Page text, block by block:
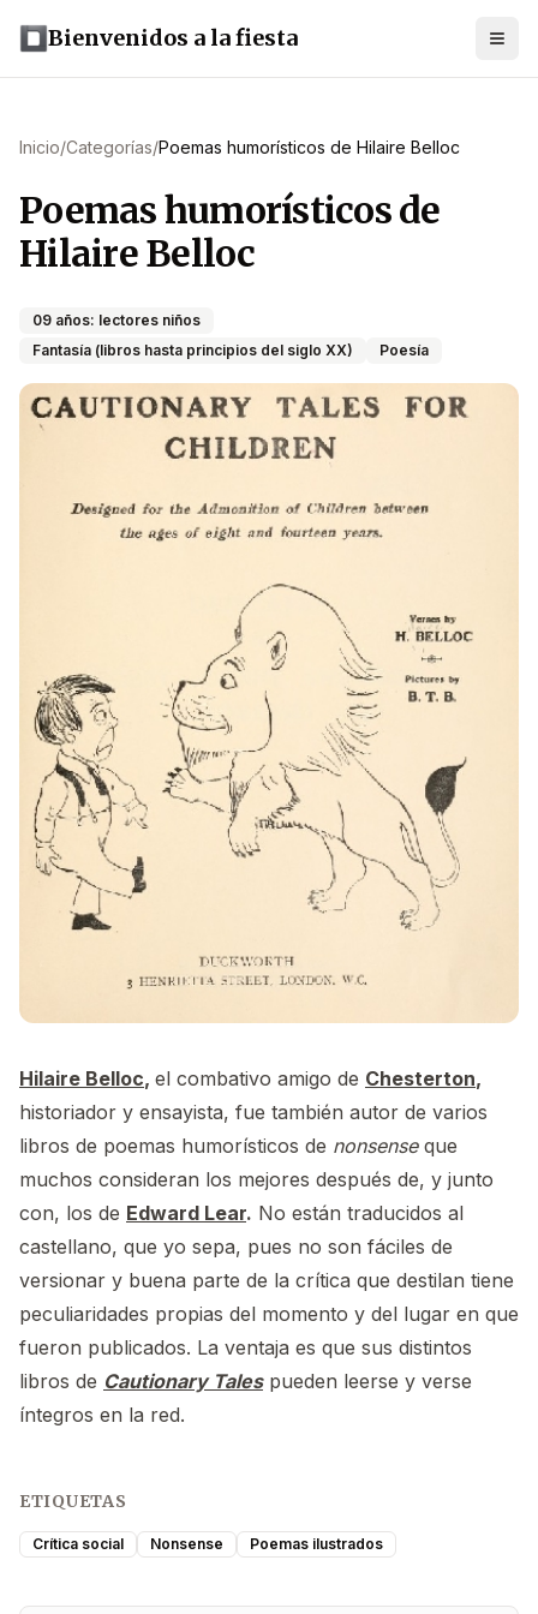
Bienvenidos a la fiesta
Inicio/Categorías/Poemas humorísticos de Hilaire Belloc
Poemas humorísticos de
Hilaire Belloc
09 años: lectores niños
Fantasía (libros hasta principios del siglo XX)
Poesía
Hilaire Belloc, el combativo amigo de Chesterton,
historiador y ensayista, fue también autor de varios
libros de poemas humorísticos de nonsenseque
muchos consideran los mejores después de, y junto
con, los de Edward Lear. No están traducidos al
castellano, que yo sepa, pues no son fáciles de
versionar y buena parte de la crítica que destilan tiene
peculiaridades propias del momento y del lugar en que
fueron publicados. La ventaja es que sus distintos
libros de Cautionary Talespueden leerse y verse
íntegros en la red.
ETIQUETAS
Crítica social Nonsense Poemas ilustrados